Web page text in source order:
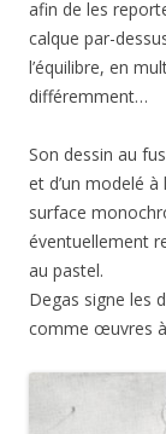
afin de les
calque par-
l’équilibre, en
différemment…
Son dessin au
et d’un modelé
surface
éventuellement
au pastel.
Degas signe les
comme œuvres